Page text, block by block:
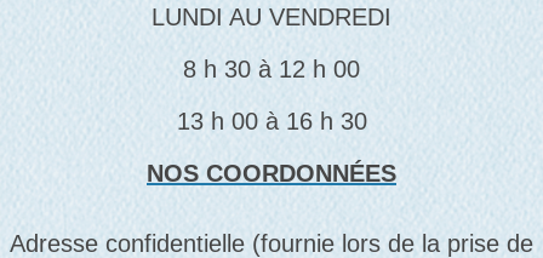
LUNDI AU VENDREDI
8 h 30 à 12 h 00
13 h 00 à 16 h 30
NOS COORDONNÉES
Adresse confidentielle (fournie lors de la prise de